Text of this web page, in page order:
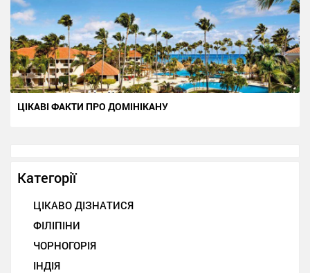
ЦІКАВІ ФАКТИ ПРО ДОМІНІКАНУ
Категорії
ЦІКАВО ДІЗНАТИСЯ
ФІЛІПІНИ
ЧОРНОГОРІЯ
ІНДІЯ